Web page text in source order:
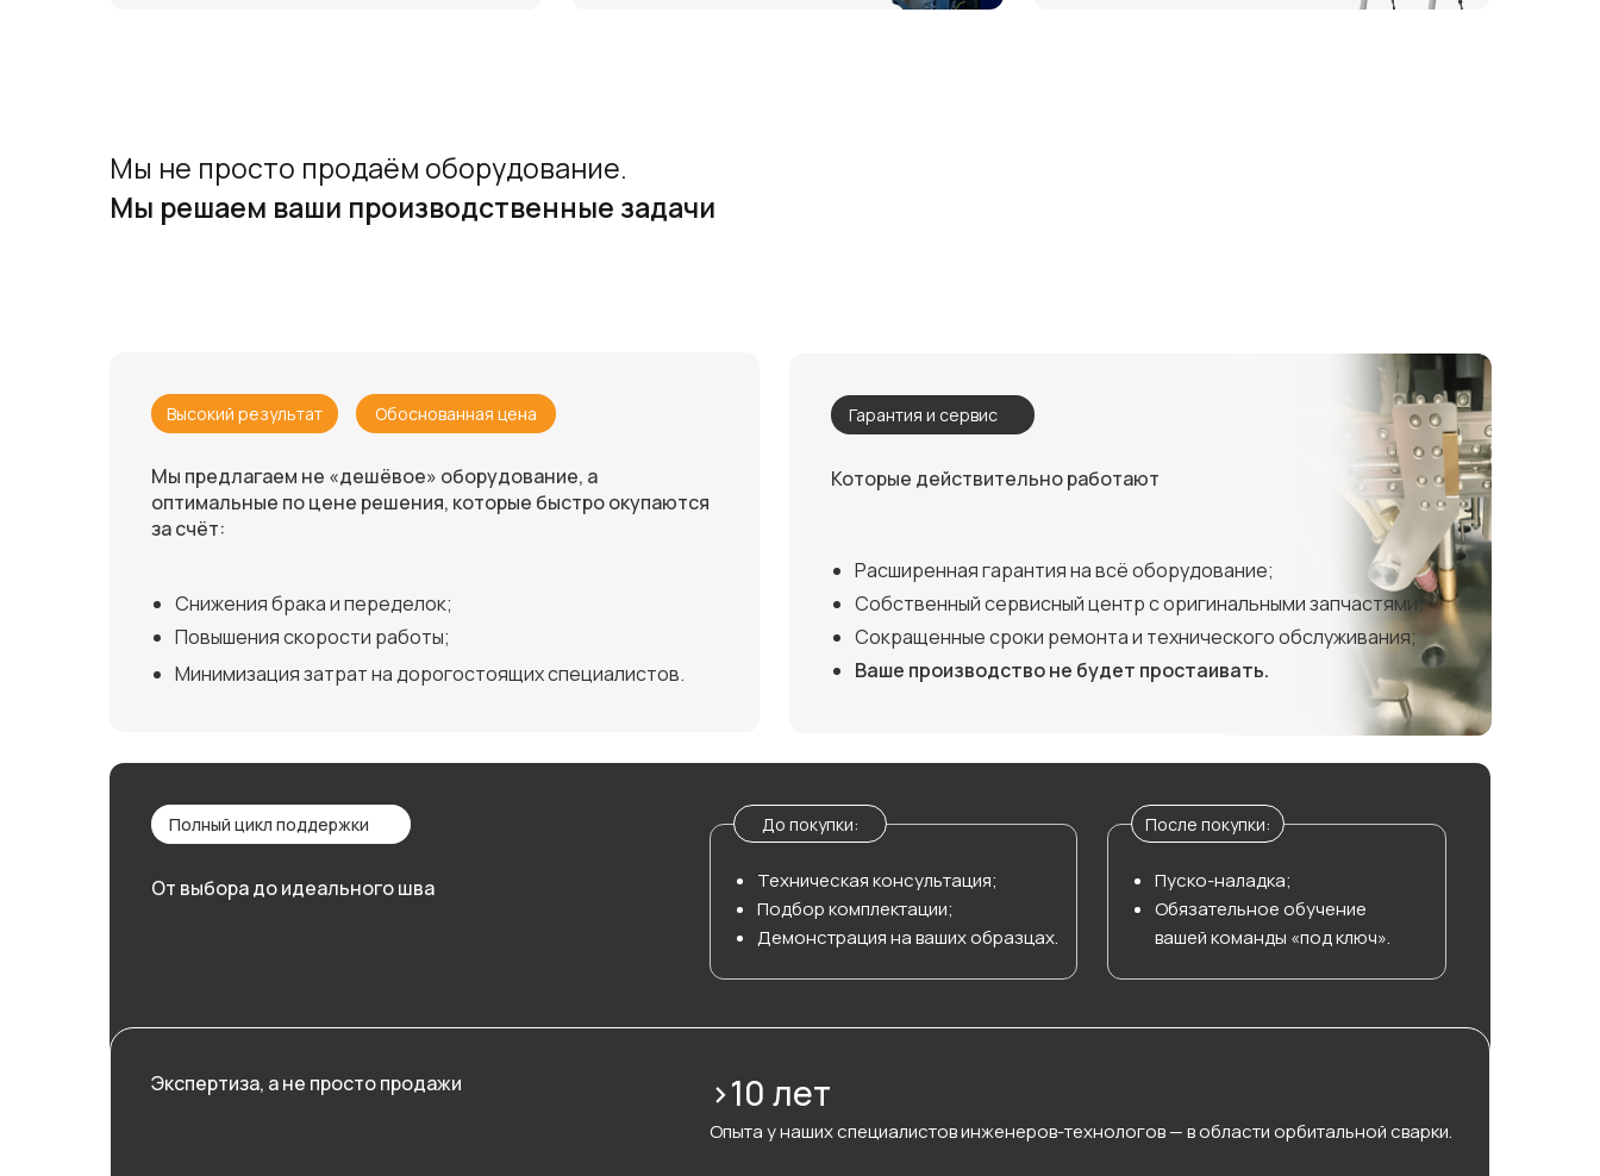
Мы не просто продаём оборудование.
Мы решаем ваши производственные задачи
Минимизация затрат на дорогостоящих специалистов.
Снижения брака и переделок;
Повышения скорости работы;
Мы предлагаем не «дешёвое» оборудование, а
оптимальные по цене решения, которые быстро окупаются
за счёт:
Обоснованная цена
Высокий результат
Которые действительно работают
Гарантия и сервис
Расширенная гарантия на всё оборудование;
Собственный сервисный центр с оригинальными запчастями;
Сокращенные сроки ремонта и технического обслуживания;
Ваше производство не будет простаивать.
От выбора до идеального шва
Полный цикл поддержки После покупки:
Пуско-наладка;
Обязательное обучение
вашей команды «под ключ».
До покупки:
Техническая консультация;
Подбор комплектации;
Демонстрация на ваших образцах.
>10 лет
Опыта у наших специалистов инженеров-технологов — в области орбитальной сварки.
Экспертиза, а не просто продажи